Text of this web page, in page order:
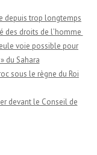
depuis trop longtemps
des droits de l’homme
voie possible pour
du Sahara
sous le règne du Roi
devant le Conseil de